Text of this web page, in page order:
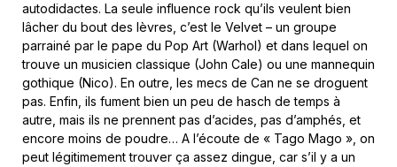
autodidactes. La seule influence rock qu’ils veulent bien
lâcher du bout des lèvres, c’est le Velvet – un groupe
parrainé par le pape du Pop Art (Warhol) et dans lequel on
trouve un musicien classique (John Cale) ou une mannequin
gothique (Nico). En outre, les mecs de Can ne se droguent
pas. Enfin, ils fument bien un peu de hasch de temps à
autre, mais ils ne prennent pas d’acides, pas d’amphés, et
encore moins de poudre… A l’écoute de « Tago Mago », on
peut légitimement trouver ça assez dingue, car s’il y a un